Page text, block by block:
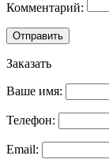
Комментарий:
Отправить
Заказать
Ваше имя:
Телефон:
Email: